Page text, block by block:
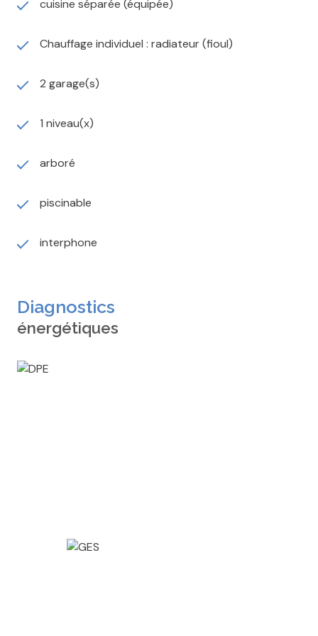
46843m² avec prairie bordée d'un cours d'eau idéale
viennent compléter cet ensemble.
propriété en font un bien rare, idéal pour une
résidence principale, secondaire ou un projet
Un bien authentique à découvrir sans plus tarder.
IMMO COUP DE COEUR
h.i@immocoupdecoeur3.fr
cuisine séparée (équipée)
Chauffage individuel : radiateur (fioul)
2 garage(s)
1 niveau(x)
arboré
piscinable
interphone
Diagnostics
énergétiques